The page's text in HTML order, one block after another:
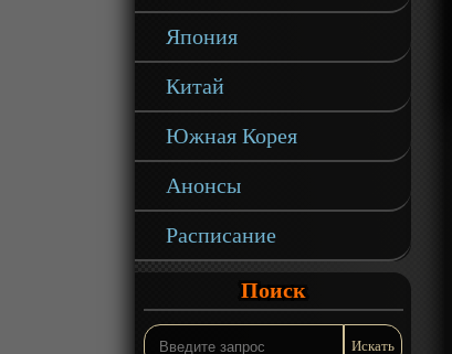
Япония
Китай
Южная Корея
Анонсы
Расписание
Поиск